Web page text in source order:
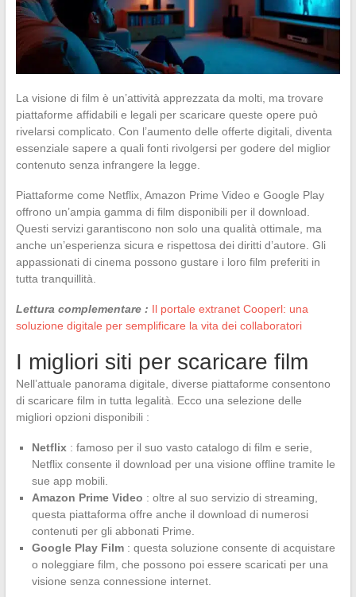
La visione di film è un’attività apprezzata da molti, ma trovare
piattaforme affidabili e legali per scaricare queste opere può
rivelarsi complicato. Con l’aumento delle offerte digitali, diventa
essenziale sapere a quali fonti rivolgersi per godere del miglior
contenuto senza infrangere la legge.
Piattaforme come Netflix, Amazon Prime Video e Google Play
offrono un’ampia gamma di film disponibili per il download.
Questi servizi garantiscono non solo una qualità ottimale, ma
anche un’esperienza sicura e rispettosa dei diritti d’autore. Gli
appassionati di cinema possono gustare i loro film preferiti in
tutta tranquillità.
Lettura complementare : Il portale extranet Cooperl: una
soluzione digitale per semplificare la vita dei collaboratori
I migliori siti per scaricare film
Nell’attuale panorama digitale, diverse piattaforme consentono
di scaricare film in tutta legalità. Ecco una selezione delle
migliori opzioni disponibili :
Netflix: famoso per il suo vasto catalogo di film e serie,
Netflix consente il download per una visione offline tramite le
sue app mobili.
Amazon Prime Video : oltre al suo servizio di streaming,
questa piattaforma offre anche il download di numerosi
contenuti per gli abbonati Prime.
Google Play Film: questa soluzione consente di acquistare
o noleggiare film, che possono poi essere scaricati per una
visione senza connessione internet.